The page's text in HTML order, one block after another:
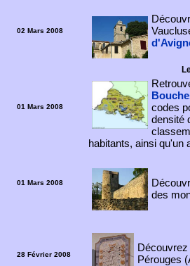
02 Mars 2008
01 Mars 2008
codes
densité
habitants, ainsi qu'un
01 Mars 2008
des
28 Février 2008
Pérouges